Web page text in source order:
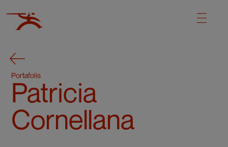
Portafolis
Patricia
Cornellana